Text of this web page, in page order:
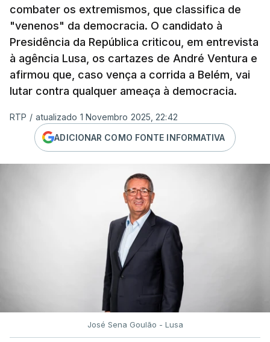
combater os extremismos, que classifica de
"venenos" da democracia. O candidato à
Presidência da República criticou, em entrevista
à agência Lusa, os cartazes de André Ventura e
afirmou que, caso vença a corrida a Belém, vai
lutar contra qualquer ameaça à democracia.
RTP / atualizado 1 Novembro 2025, 22:42
ADICIONAR COMO FONTE INFORMATIVA
José Sena Goulão - Lusa